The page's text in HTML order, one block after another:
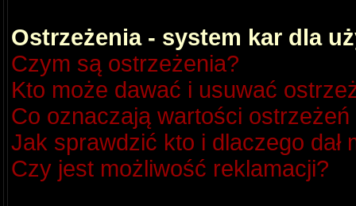
Ostrzeżenia - system kar dla
Czym są ostrzeżenia?
Kto może dawać i usuwać
Co oznaczają wartości
Jak sprawdzić kto i dlaczego dał
Czy jest możliwość reklamacji?